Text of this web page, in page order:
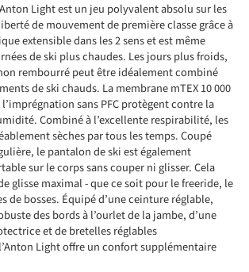
Light est un jeu polyvalent absolu sur les
de mouvement de première classe grâce à
extensible dans les 2 sens et est même
de ski plus chaudes. Les jours plus froids,
rembourré peut être idéalement combiné
de ski chauds. La membrane mTEX 10 000
sans PFC protègent contre la
Combiné à l’excellente respirabilité, les
sèches par tous les temps. Coupé
le pantalon de ski est également
sur le corps sans couper ni glisser. Cela
glisse maximal - que ce soit pour le freeride, le
de bosses. Équipé d’une ceinture réglable,
des bords à l’ourlet de la jambe, d’une
et de bretelles réglables
Light offre un confort supplémentaire